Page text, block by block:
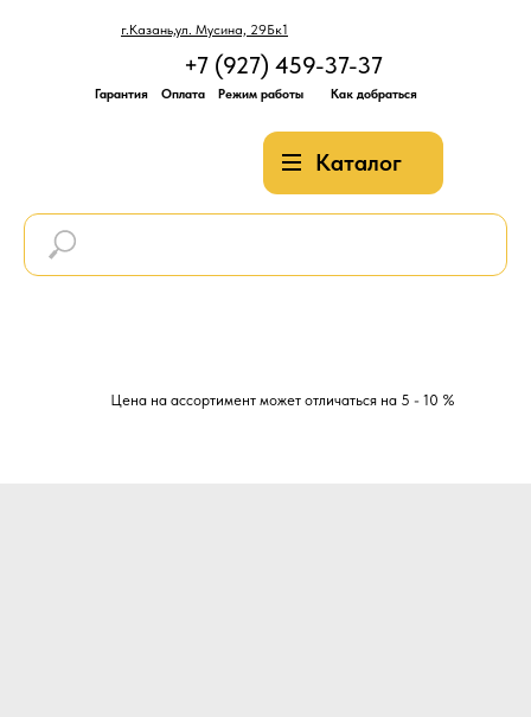
г.Казань,ул. Мусина, 29Бк1
Каталог
+7 (927) 459-37-37
Гарантия Оплата Режим работы Как добраться
Цена на ассортимент может отличаться на 5 - 10 %